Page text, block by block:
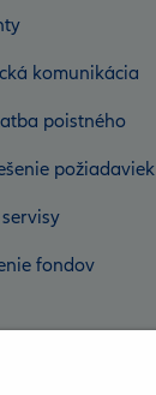
komunikácia
poistného
požiadaviek
fondov